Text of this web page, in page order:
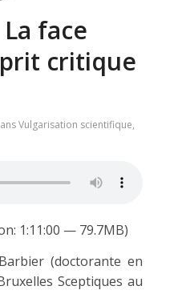
face
critique
Vulgarisation scientifique,
1:11:00 — 79.7MB)
(doctorante en
Sceptiques au